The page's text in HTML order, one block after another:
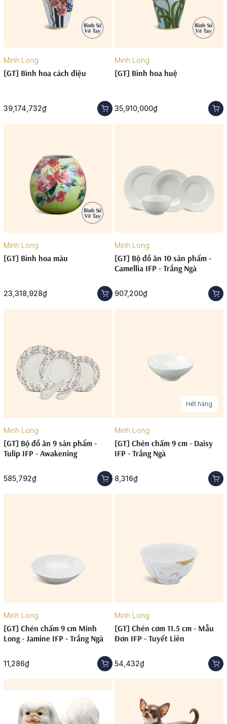
Minh Long
[GT] Bình hoa cách điệu
39,174,732₫
Minh Long
[GT] Bình hoa huệ
35,910,000₫
Minh Long
[GT] Bình hoa màu
23,318,928₫
Minh Long
[GT] Bộ đồ ăn 10 sản phẩm -
Camellia IFP - Trắng Ngà
907,200₫
Minh Long
[GT] Bộ đồ ăn 9 sản phẩm -
Tulip IFP - Awakening
585,792₫
Hết hàng
Minh Long
[GT] Chén chấm 9 cm - Daisy
IFP - Trắng Ngà
8,316₫
Minh Long
[GT] Chén chấm 9 cm Minh
Long - Jamine IFP - Trắng Ngà
11,286₫
Minh Long
[GT] Chén cơm 11.5 cm - Mẫu
Đơn IFP - Tuyết Liên
54,432₫